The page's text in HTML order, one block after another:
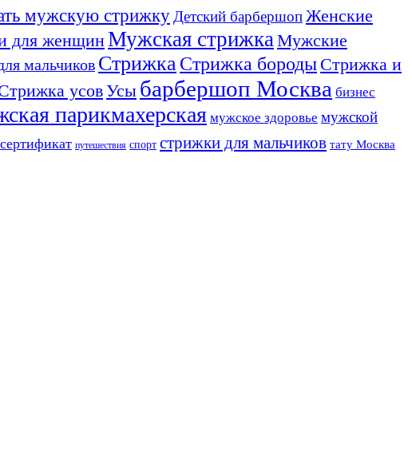
мужскую стрижку Детский барбершопЖенские
для женщинМужская стрижка Мужские
мальчиков Стрижка Стрижка бороды Стрижка и
усовУсы барбершоп Москва бизнес
парикмахерская мужское здоровье мужской
путешествия спорт стрижки для мальчиков тату Москва